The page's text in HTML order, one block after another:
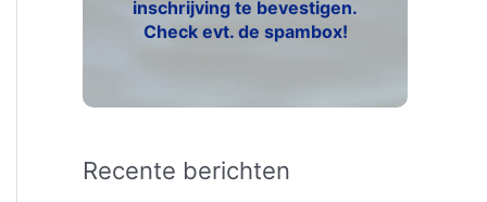
inschrijving te bevestigen.
Check evt. de spambox!
Recente berichten